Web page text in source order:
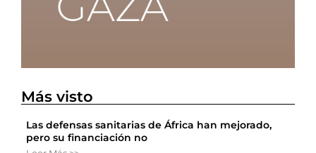
Más visto
Las defensas sanitarias de África han mejorado,
pero su financiación no